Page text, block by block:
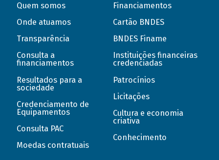
Quem somos
Onde atuamos
Transparência
Consulta a
financiamentos
Resultados para a
sociedade
Credenciamento de
Equipamentos
Consulta PAC
Moedas contratuais
Financiamentos
Cartão BNDES
BNDES Finame
Instituições financeiras
credenciadas
Patrocínios
Licitações
Cultura e economia
criativa
Conhecimento